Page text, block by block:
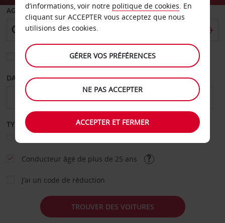
AGENCE DE DÉPART
Sélectionnez une autre agence de retour
DATE DE DÉPART DATE DE RETOUR
TYPE DE LOCATION
Conducteur âgé de plus de 25 ans
J’ai un code de réduction
TROUVER DES VOITURES
d’informations, voir notre politique de cookies. En
cliquant sur ACCEPTER vous acceptez que nous
utilisions des cookies.
GÉRER VOS PRÉFÉRENCES
NE PAS ACCEPTER
ACCEPTER ET FERMER